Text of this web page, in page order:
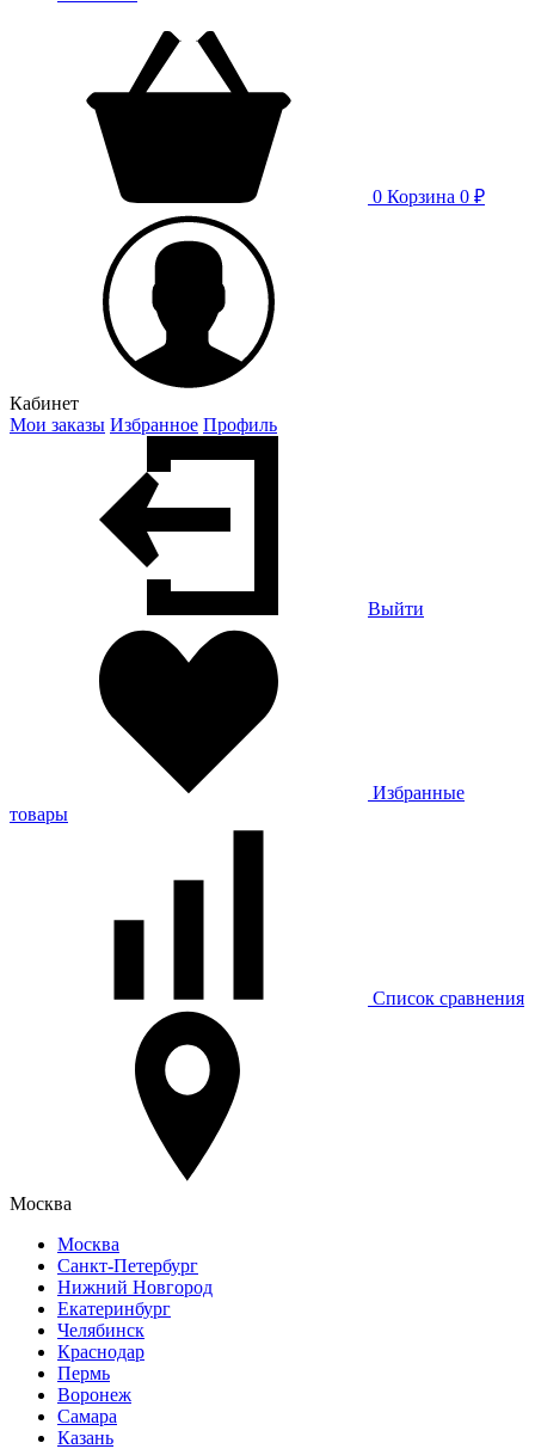
0 Корзина 0 ₽
Кабинет
Мои заказы Избранное Профиль
Выйти
Избранные
товары
Список сравнения
Москва
Москва
Санкт-Петербург
Нижний Новгород
Екатеринбург
Челябинск
Краснодар
Пермь
Воронеж
Самара
Казань